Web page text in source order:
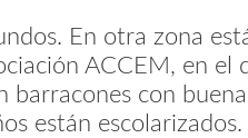
En otra zona
ACCEM, en el
barracones con
están